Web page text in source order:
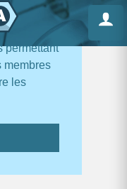
permettant
membres
les